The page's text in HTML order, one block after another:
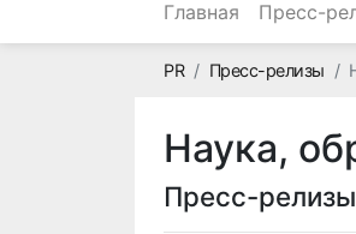
Главная Пресс-
PRГлавная
Пресс-релизы
Наука,
Пресс-релизы